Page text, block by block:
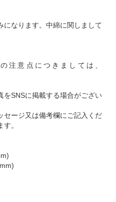
なります。中綿に関しまして
注意点につきましては、
をSNSに掲載する場合がござい
セージ又は備考欄にご記入くだ
。